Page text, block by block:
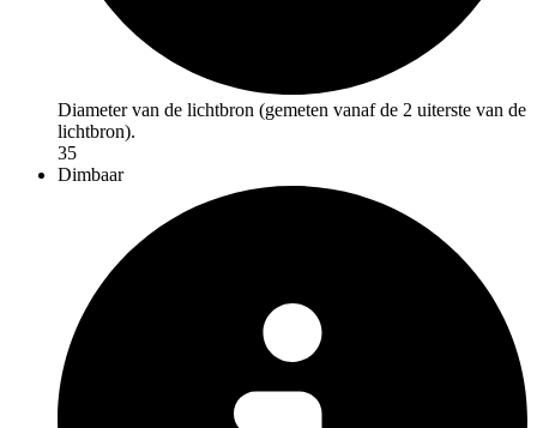
Diameter van de lichtbron (gemeten vanaf de 2 uiterste van de
lichtbron).
35
Dimbaar